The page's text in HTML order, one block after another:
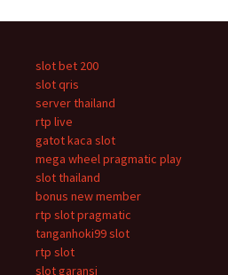
slot bet 200
slot qris
server thailand
rtp live
gatot kaca slot
mega wheel pragmatic play
slot thailand
bonus new member
rtp slot pragmatic
tanganhoki99 slot
rtp slot
slot garansi